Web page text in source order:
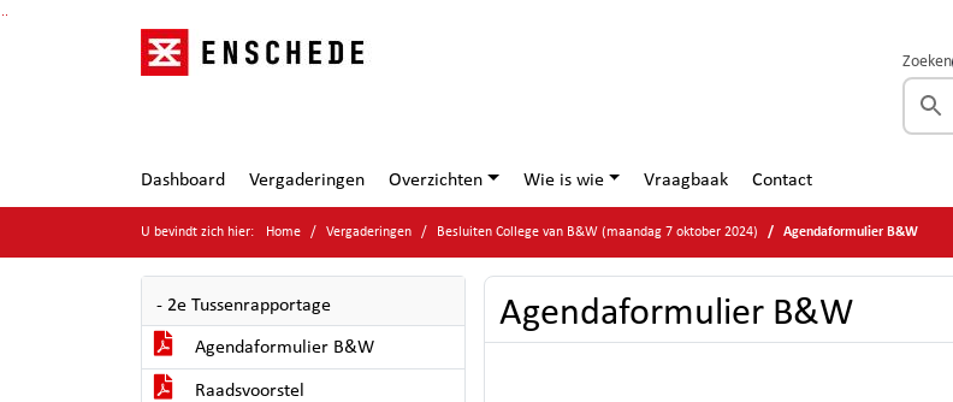
Ga naar de inhoud van deze pagina
Ga naar het zoeken
Ga naar het menu
Zoeken
Dashboard Vergaderingen Overzichten Wie is wie Vraagbaak Contact
U bevindt zich hier: Home Vergaderingen Besluiten College van B&W (maandag 7 oktober 2024) Agendaformulier B&W
- 2e Tussenrapportage
Agendaformulier B&W
Raadsvoorstel
Agendaformulier B&W